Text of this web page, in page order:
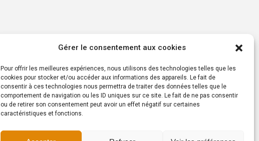
Gérer le consentement aux cookies
Pour offrir les meilleures expériences, nous utilisons des technologies telles que les
cookies pour stocker et/ou accéder aux informations des appareils. Le fait de
consentir à ces technologies nous permettra de traiter des données telles que le
comportement de navigation ou les ID uniques sur ce site. Le fait de ne pas consentir
ou de retirer son consentement peut avoir un effet négatif sur certaines
caractéristiques et fonctions.
Copyright © 2025 – Wyr Insurance – Tous droits réservés
Made with
in Brabant wallon by
AGENCE2D